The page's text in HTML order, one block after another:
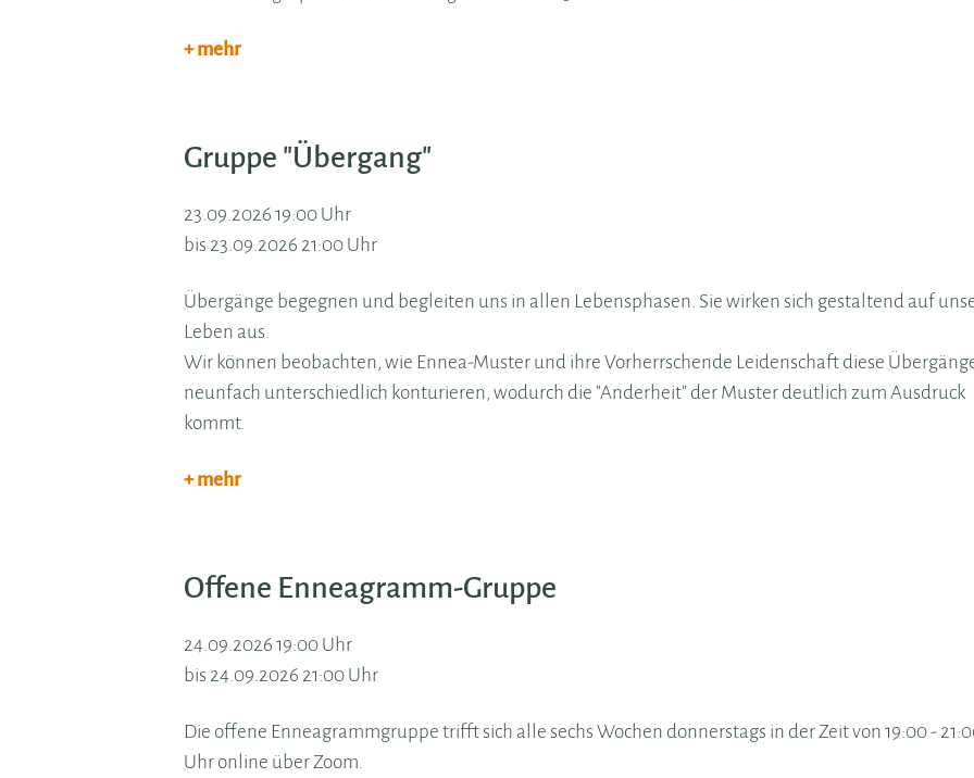
+ mehr
Gruppe "Übergang"
23.09.2026 19:00 Uhr
bis 23.09.2026 21:00 Uhr
Übergänge begegnen und begleiten uns in allen Lebensphasen. Sie wirken sich gestaltend auf
Leben aus.
Wir können beobachten, wie Ennea-Muster und ihre Vorherrschende Leidenschaft diese
neunfach unterschiedlich konturieren, wodurch die "Anderheit" der Muster deutlich zum Ausdruck
kommt.
+ mehr
Offene Enneagramm-Gruppe
24.09.2026 19:00 Uhr
bis 24.09.2026 21:00 Uhr
Die offene Enneagrammgruppe trifft sich alle sechs Wochen donnerstags in der Zeit von 19:00 -
Uhr online über Zoom.